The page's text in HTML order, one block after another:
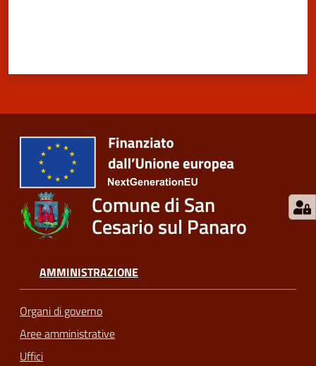
Comune di San
Cesario sul Panaro
AMMINISTRAZIONE
Organi di governo
Aree amministrative
Uffici